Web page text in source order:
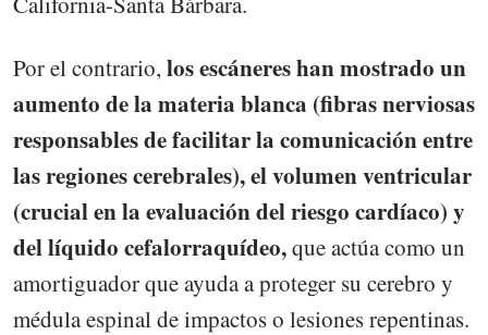
Por el contrario, los escáneres han mostrado un
aumento de la materia blanca (fibras nerviosas
responsables de facilitar la comunicación entre
las regiones cerebrales), el volumen ventricular
(crucial en la evaluación del riesgo cardíaco) y
del líquido cefalorraquídeo,que actúa como un
amortiguador que ayuda a proteger su cerebro y
médula espinal de impactos o lesiones repentinas.